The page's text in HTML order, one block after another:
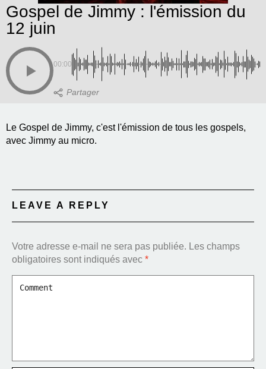
Gospel de Jimmy : l'émission du
12 juin
00:00
Le Gospel de Jimmy, c'est l'émission de tous les gospels,
avec Jimmy au micro.
LEAVE A REPLY
Votre adresse e-mail ne sera pas publiée. Les champs
obligatoires sont indiqués avec *